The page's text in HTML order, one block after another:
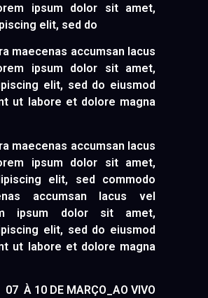
ipsum dolor sit amet,
elit, sed do
maecenas accumsan lacus
ipsum dolor sit amet,
elit, sed do eiusmod
ut labore et dolore magna
maecenas accumsan lacus
ipsum dolor sit amet,
elit, sed commodo
accumsan lacus vel
ipsum dolor sit amet,
elit, sed do eiusmod
ut labore et dolore magna
07 À 10 DE MARÇO_AO VIVO